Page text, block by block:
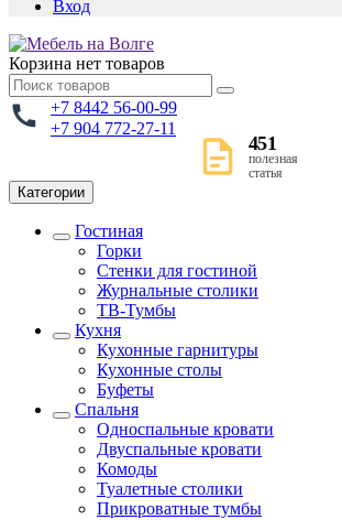
Вход
Корзина нет товаров
+7 8442 56-00-99
+7 904 772-27-11
451
полезная
статья
Категории
Гостиная
Горки
Стенки для гостиной
Журнальные столики
TВ-Тумбы
Кухня
Кухонные гарнитуры
Кухонные столы
Буфеты
Спальня
Односпальные кровати
Двуспальные кровати
Комоды
Туалетные столики
Прикроватные тумбы